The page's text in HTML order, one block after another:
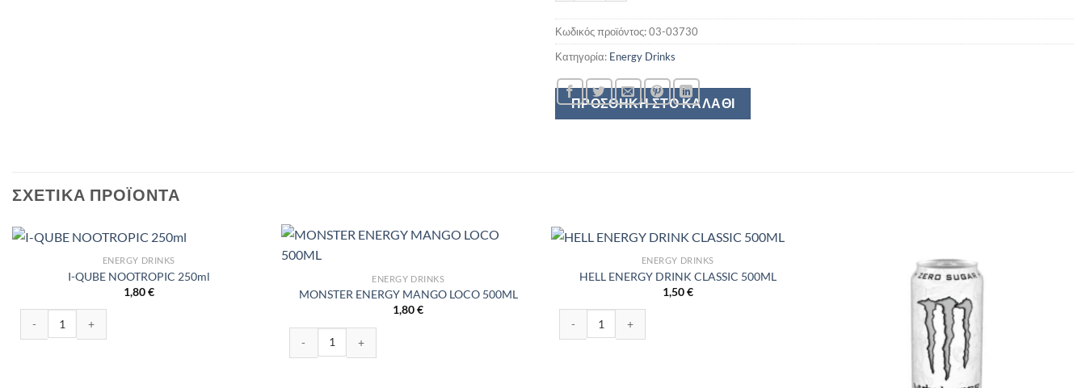
ΠΡΟΣΘΉΚΗ ΣΤΟ ΚΑΛΆΘΙ
Κωδικός προϊόντος:03-03730
Κατηγορία: Energy Drinks
ΣΧΕΤΙΚΆ ΠΡΟΪΌΝΤΑ
ENERGY DRINKS
I-QUBE NOOTROPIC 250ml
1,80€
ENERGY DRINKS
MONSTER ENERGY MANGO LOCO 500ML
1,80€
ENERGY DRINKS
HELL ENERGY DRINK CLASSIC 500ML
1,50€